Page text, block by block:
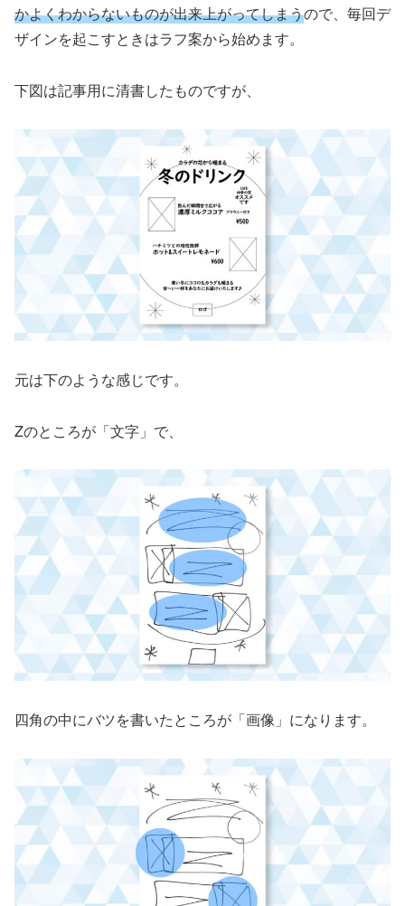
かよくわからないものが出来上がってしまうので、毎回デ
ザインを起こすときはラフ案から始めます。
下図は記事用に清書したものですが、
元は下のような感じです。
Zのところが「文字」で、
四角の中にバツを書いたところが「画像」になります。